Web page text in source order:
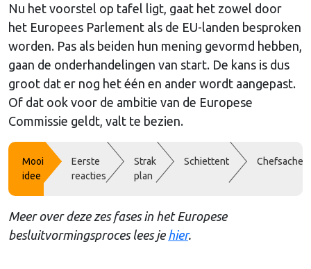
Nu het voorstel op tafel ligt, gaat het zowel door
het Europees Parlement als de EU-landen besproken
worden. Pas als beiden hun mening gevormd hebben,
gaan de onderhandelingen van start. De kans is dus
groot dat er nog het één en ander wordt aangepast.
Of dat ook voor de ambitie van de Europese
Commissie geldt, valt te bezien.
Mooi
idee
Eerste
reacties
Strak
plan
Schiettent Chefsache
Meer over deze zes fases in het Europese
besluitvormingsproces lees je hier.